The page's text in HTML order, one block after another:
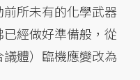
所未有的化學武器
經做好準備般，從
體）臨機應變改為